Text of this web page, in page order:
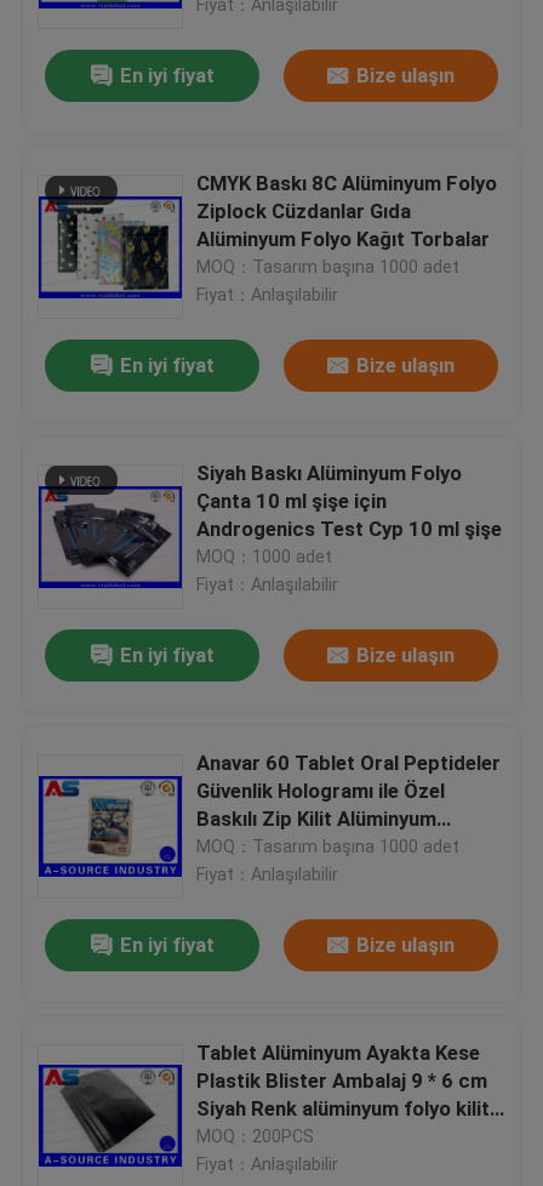
Ürünler
Hakkımızda
Fiyat：Anlaşılabilir
En iyi fiyat Bize ulaşın
CMYK Baskı 8C Alüminyum Folyo
Ziplock Cüzdanlar Gıda
Alüminyum Folyo Kağıt Torbalar
MOQ：Tasarım başına 1000 adet
Fiyat：Anlaşılabilir
En iyi fiyat Bize ulaşın
Siyah Baskı Alüminyum Folyo
Çanta 10 ml şişe için
Androgenics Test Cyp 10 ml şişe
MOQ：1000 adet
Fiyat：Anlaşılabilir
En iyi fiyat Bize ulaşın
Anavar 60 Tablet Oral Peptideler
Güvenlik Hologramı ile Özel
Baskılı Zip Kilit Alüminyum
Plastik Torbalar Baskı
MOQ：Tasarım başına 1000 adet
Fiyat：Anlaşılabilir
En iyi fiyat Bize ulaşın
Tablet Alüminyum Ayakta Kese
Plastik Blister Ambalaj 9 * 6 cm
Siyah Renk alüminyum folyo kilitli
torba
MOQ：200PCS
Fiyat：Anlaşılabilir